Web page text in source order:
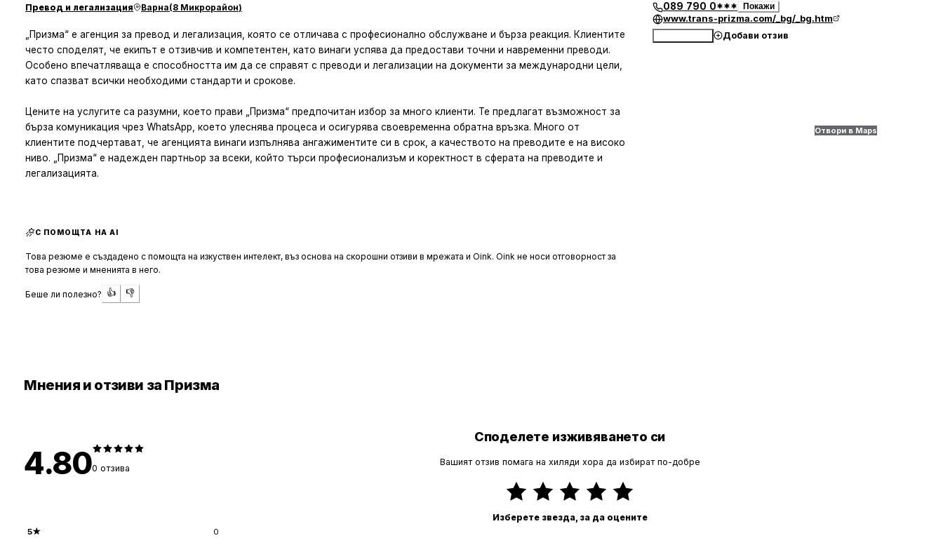
Превод и легализация Варна(8 Микрорайон)
„Призма“ е агенция за превод и легализация, която се отличава с професионално обслужване и бърза реакция. Клиентите
често споделят, че екипът е отзивчив и компетентен, като винаги успява да предостави точни и навременни преводи.
Особено впечатляваща е способността им да се справят с преводи и легализации на документи за международни цели,
като спазват всички необходими стандарти и срокове.
Цените на услугите са разумни, което прави „Призма“ предпочитан избор за много клиенти. Те предлагат възможност за
бърза комуникация чрез WhatsApp, което улеснява процеса и осигурява своевременна обратна връзка. Много от
клиентите подчертават, че агенцията винаги изпълнява ангажиментите си в срок, а качеството на преводите е на високо
ниво. „Призма“ е надежден партньор за всеки, който търси професионализъм и коректност в сферата на преводите и
легализацията.
С ПОМОЩТА НА AI
Това резюме е създадено с помощта на изкуствен интелект, въз основа на скорошни отзиви в мрежата и Oink. Oink не носи отговорност за
това резюме и мненията в него.
Беше ли полезно? 👍 👎
089 790 0*** Покажи
www.trans-prizma.com/_bg/_bg.htm
Добави отзив
Отвори в Maps
Мнения и отзиви за Призма
4.800 отзива
5★ 0
Споделете изживяването си
Вашият отзив помага на хиляди хора да избират по-добре
Изберете звезда, за да оцените